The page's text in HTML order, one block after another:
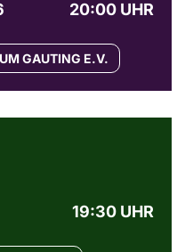
20:00 UHR
GAUTING E.V.
19:30 UHR